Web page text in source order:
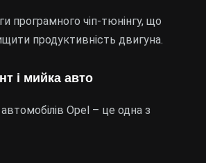
програмного чіп-тюнінгу, що
продуктивність двигуна.
і мийка авто
Opel – це одна з